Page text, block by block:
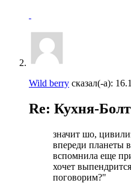
Wild berry сказал(-а):
Re: Кухня-
значит шо,
впереди планеты
вспомнила еще
хочет
поговорим?"